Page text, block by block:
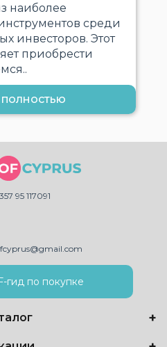
наиболее
среди
инвесторов. Этот
приобрести
полностью
95 117091
гид по покупке